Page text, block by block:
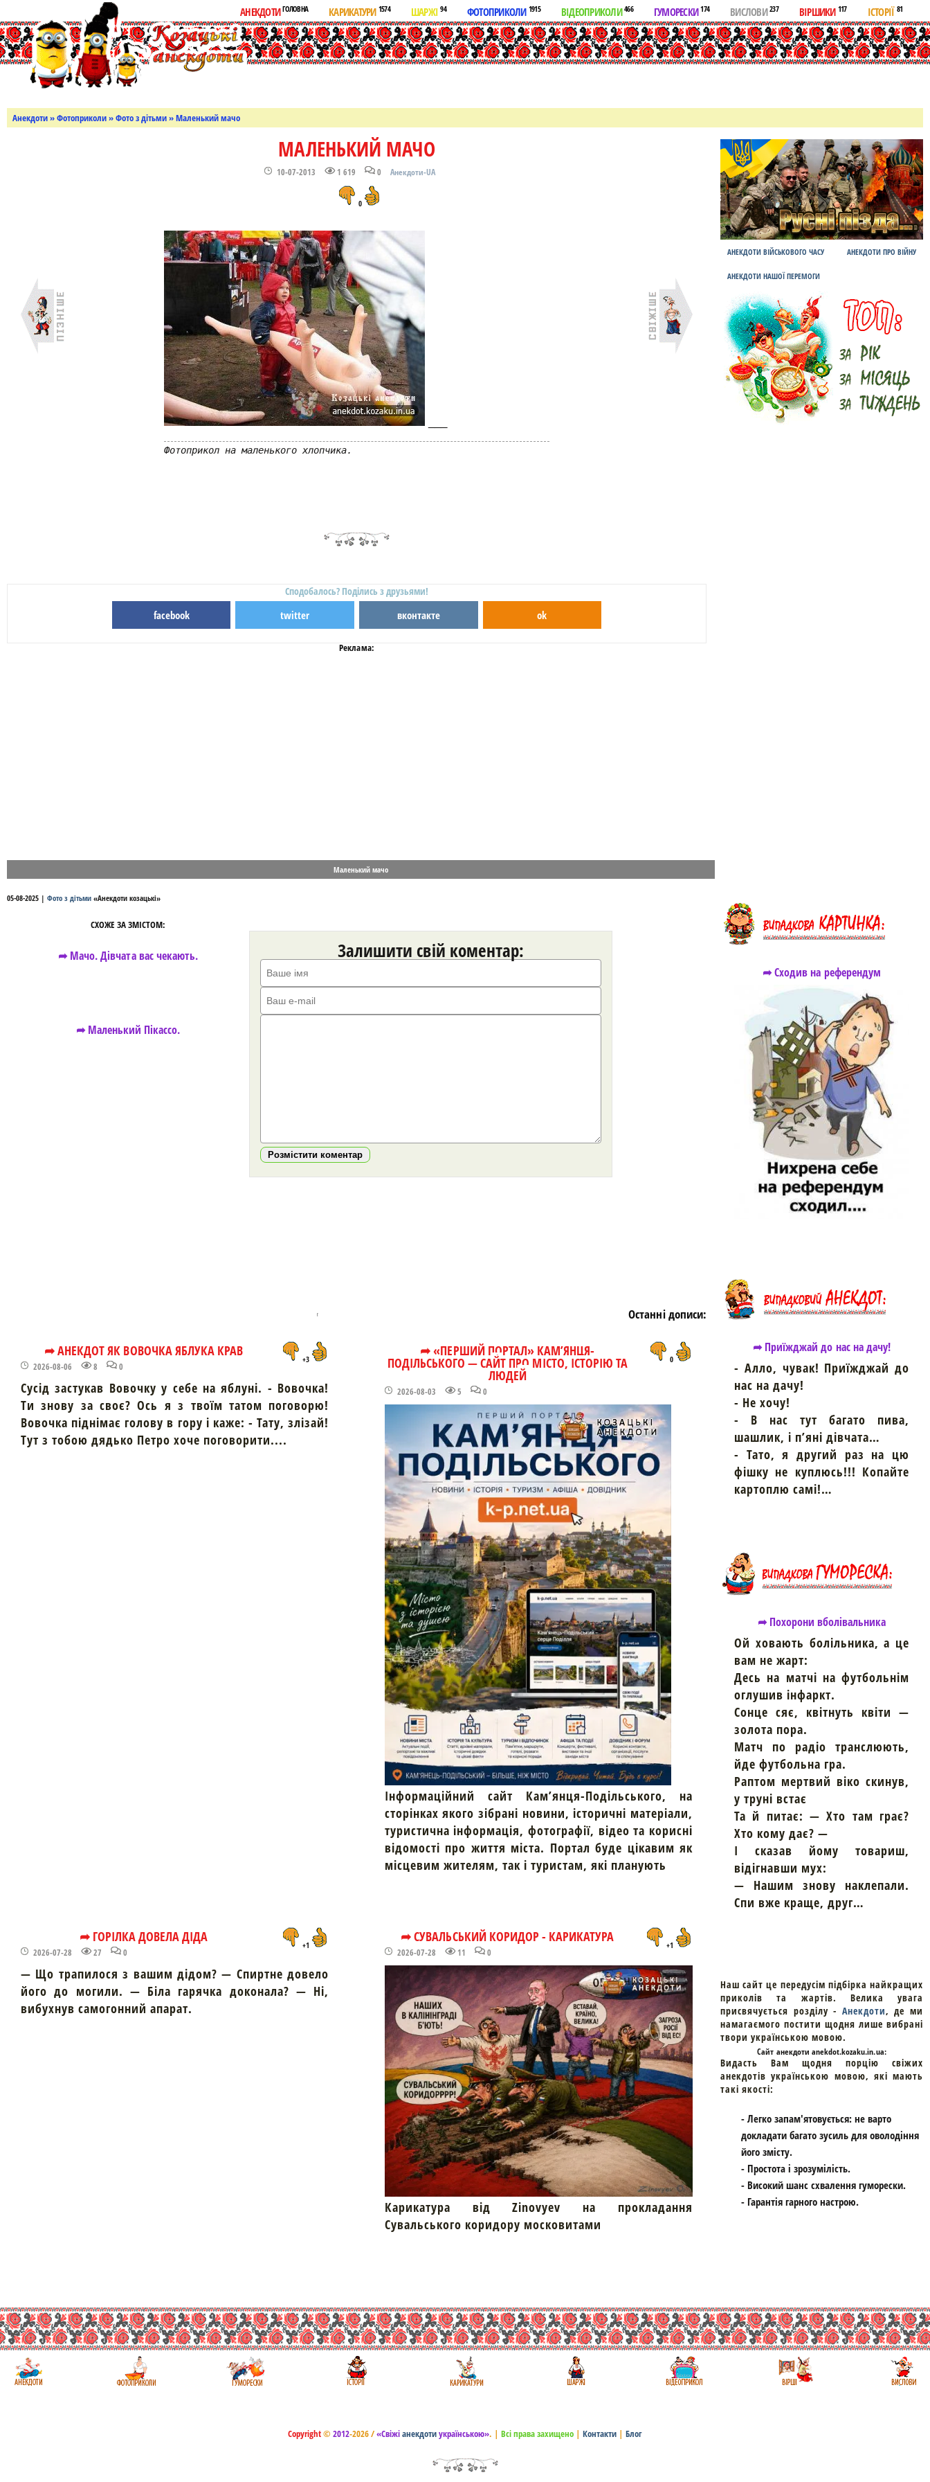
АНЕКДОТИГОЛОВНА КАРИКАТУРИ 1574 ШАРЖІ94 ФОТОПРИКОЛИ 1915 ВІДЕОПРИКОЛИ466 ГУМОРЕСКИ174 ВИСЛОВИ237 ВІРШИКИ 117 ІСТОРІЇ 81
Анекдоти»Фотоприколи»Фото з дітьми» Маленький мачо
МАЛЕНЬКИЙ МАЧО
10-07-2013 1 619 0 Анекдоти-UA
0
Фотоприкол на маленького хлопчика.
Сподобалось? Поділись з друзьями!
facebook twitter вконтакте ok
Реклама:
Маленький мачо
05-08-2025 | Фото з дітьми «Анекдоти козацькі»
СХОЖЕ ЗА ЗМІСТОМ:
➦ Мачо. Дівчата вас чекають.
➦ Маленький Пікассо.
Залишити свій коментар:
Розмістити коментар
Останні дописи:
➦ АНЕКДОТ ЯК ВОВОЧКА ЯБЛУКА КРАВ
2026-08-06 8 0
+3
Сусід застукав Вовочку у себе на яблуні. - Вовочка!
Ти знову за своє? Ось я з твоїм татом поговорю!
Вовочка піднімає голову в гору і каже: - Тату, злізай!
Тут з тобою дядько Петро хоче поговорити....
➦ «ПЕРШИЙ ПОРТАЛ» КАМ’ЯНЦЯ-
ПОДІЛЬСЬКОГО — САЙТ ПРО МІСТО, ІСТОРІЮ ТА
ЛЮДЕЙ
2026-08-03 5 0
0
Інформаційний сайт Кам’янця-Подільського, на
сторінках якого зібрані новини, історичні матеріали,
туристична інформація, фотографії, відео та корисні
відомості про життя міста. Портал буде цікавим як
місцевим жителям, так і туристам, які планують
➦ ГОРІЛКА ДОВЕЛА ДІДА
2026-07-28 27 0
+1
— Що трапилося з вашим дідом? — Спиртне довело
його до могили. — Біла гарячка доконала? — Ні,
вибухнув самогонний апарат.
➦ СУВАЛЬСЬКИЙ КОРИДОР - КАРИКАТУРА
2026-07-28 11 0
+1
Карикатура від Zinovyev на прокладання
Сувальського коридору московитами
АНЕКДОТИ ВІЙСЬКОВОГО ЧАСУ АНЕКДОТИ ПРО ВІЙНУ
АНЕКДОТИ НАШОЇ ПЕРЕМОГИ
➦ Сходив на референдум
➦ Приїжджай до нас на дачу!
- Алло, чувак! Приїжджай до
нас на дачу!
- Не хочу!
- В нас тут багато пива,
шашлик, і п’яні дівчата…
- Тато, я другий раз на цю
фішку не куплюсь!!! Копайте
картоплю самі!…
➦ Похорони вболівальника
Ой ховають болільника, а це
вам не жарт:
Десь на матчі на футбольнім
оглушив інфаркт.
Сонце сяє, квітнуть квіти —
золота пора.
Матч по радіо транслюють,
йде футбольна гра.
Раптом мертвий віко скинув,
у труні встає
Та й питає: — Хто там грає?
Хто кому дає? —
І сказав йому товариш,
відігнавши мух:
— Нашим знову наклепали.
Спи вже краще, друг…
Наш сайт це передусім підбірка найкращих
приколів та жартів. Велика увага
присвячується розділу - Анекдоти, де ми
намагаємого постити щодня лише вибрані
твори українською мовою.
Cайт анекдоти anekdot.kozaku.in.ua:
Видасть Вам щодня порцію свіжих
анекдотів українською мовою, які мають
такі якості:
- Легко запам'ятовується: не варто
докладати багато зусиль для оволодіння
його змісту.
- Простота і зрозумілість.
- Високий шанс схвалення гуморески.
- Гарантія гарного настрою.
Copyright© 2012-2026 /«Свіжіанекдотиукраїнською». | Всі права захищено | Контакти | Блог